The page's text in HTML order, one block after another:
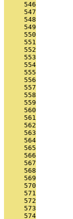
     546
     547
     548
     549
     550
     551
     552
     553
     554
     555
     556
     557
     558
     559
     560
     561
     562
     563
     564
     565
     566
     567
     568
     569
     570
     571
     572
     573
     574